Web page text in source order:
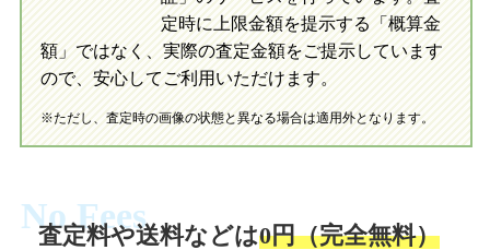
買取の流れ
写真の撮影方法
初めての方へ
LINE査定の流れ 写真の撮影方法
定時に上限金額を提示する「概算金
額」ではなく、実際の査定金額をご提示しています
ので、安心してご利用いただけます。
※ただし、査定時の画像の状態と異なる場合は適用外となります。
No Fees
査定料や送料などは0円（完全無料）